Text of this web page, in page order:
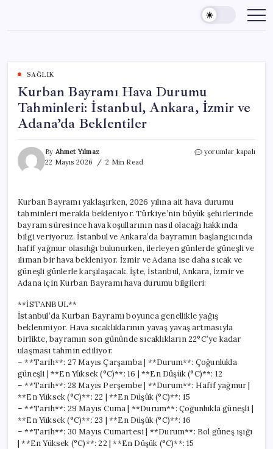
content
SAĞLIK
Kurban Bayramı Hava Durumu
Tahminleri: İstanbul, Ankara, İzmir ve
Adana’da Beklentiler
By Ahmet Yılmaz
22 Mayıs 2026
2 Min Read
Kurban
İstanbul,
Ankara,
İzmir
ve
Adana’da
Beklentiler
için
yorumlar kapalı
Kurban Bayramı yaklaşırken, 2026 yılına ait hava durumu
tahminleri merakla bekleniyor. Türkiye’nin büyük şehirlerinde
bayram süresince hava koşullarının nasıl olacağı hakkında
bilgi veriyoruz. İstanbul ve Ankara’da bayramın başlangıcında
hafif yağmur olasılığı bulunurken, ilerleyen günlerde güneşli ve
ılıman bir hava bekleniyor. İzmir ve Adana ise daha sıcak ve
güneşli günlerle karşılaşacak. İşte, İstanbul, Ankara, İzmir ve
Adana için Kurban Bayramı hava durumu bilgileri:
**İSTANBUL**
İstanbul’da Kurban Bayramı boyunca genellikle yağış
beklenmiyor. Hava sıcaklıklarının yavaş yavaş artmasıyla
birlikte, bayramın son gününde sıcaklıkların 22°C’ye kadar
ulaşması tahmin ediliyor.
– **Tarih**: 27 Mayıs Çarşamba | **Durum**: Çoğunlukla
güneşli | **En Yüksek (°C)**: 16 | **En Düşük (°C)**: 12
– **Tarih**: 28 Mayıs Perşembe | **Durum**: Hafif yağmur |
**En Yüksek (°C)**: 22 | **En Düşük (°C)**: 15
– **Tarih**: 29 Mayıs Cuma | **Durum**: Çoğunlukla güneşli |
**En Yüksek (°C)**: 23 | **En Düşük (°C)**: 16
– **Tarih**: 30 Mayıs Cumartesi | **Durum**: Bol güneş ışığı
| **En Yüksek (°C)**: 22 | **En Düşük (°C)**: 15